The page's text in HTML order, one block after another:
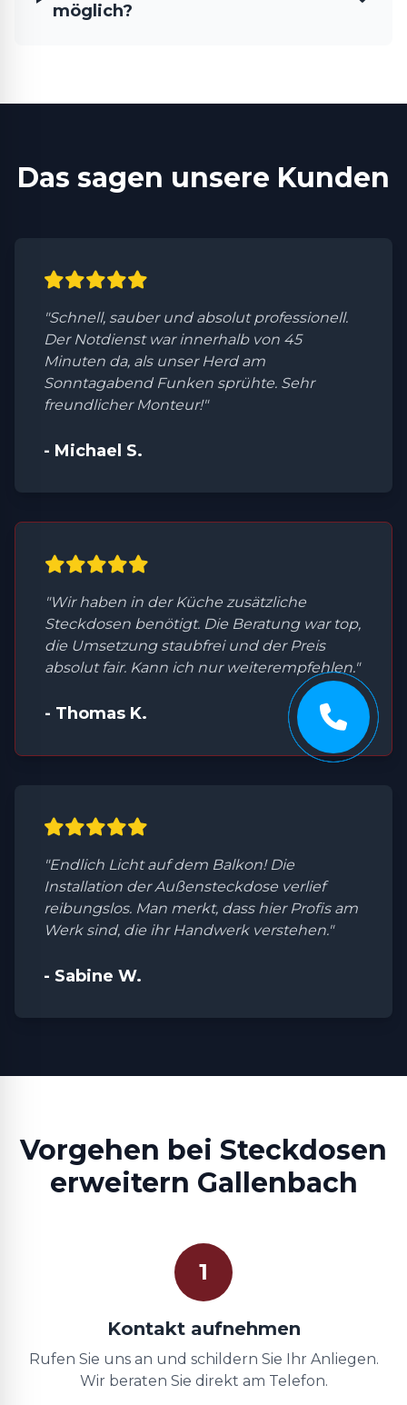
möglich?
Das sagen unsere Kunden
"Schnell, sauber und absolut professionell.
Der Notdienst war innerhalb von 45
Minuten da, als unser Herd am
Sonntagabend Funken sprühte. Sehr
freundlicher Monteur!"
- Michael S.
"Wir haben in der Küche zusätzliche
Steckdosen benötigt. Die Beratung war top,
die Umsetzung staubfrei und der Preis
absolut fair. Kann ich nur weiterempfehlen."
- Thomas K.
"Endlich Licht auf dem Balkon! Die
Installation der Außensteckdose verlief
reibungslos. Man merkt, dass hier Profis am
Werk sind, die ihr Handwerk verstehen."
- Sabine W.
Vorgehen bei Steckdosen
erweitern Gallenbach
1
Kontakt aufnehmen
Rufen Sie uns an und schildern Sie Ihr Anliegen.
Wir beraten Sie direkt am Telefon.